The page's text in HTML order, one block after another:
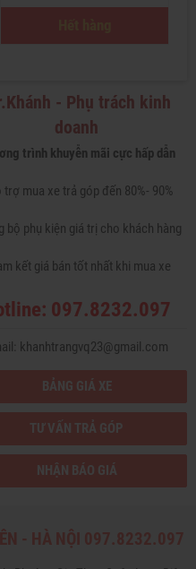
- Phụ trách kinh
doanh
trình khuyễn mãi cực hấp dẫn
trợ mua xe trả góp đến 80%- 90%
bộ phụ kiện giá trị cho khách hàng
kết giá bán tốt nhất khi mua xe
097.8232.097
khanhtrangvq23@gmail.com
BẢNG GIÁ XE
TƯ VẤN TRẢ GÓP
NHẬN BÁO GIÁ
- HÀ NỘI 097.8232.097